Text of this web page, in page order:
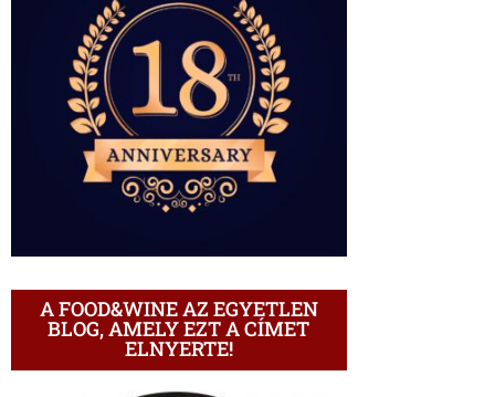
A FOOD&WINE AZ EGYETLEN
BLOG, AMELY EZT A CÍMET
ELNYERTE!